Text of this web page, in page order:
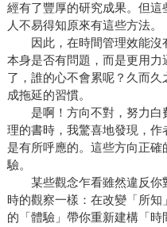
經有了豐厚的研究成果。但
人不易得知原來有這些方法。
因此，在時間管理效能沒
本身是否有問題，而是更用力
了，誰的心不會累呢？久而
成拖延的習慣。
是啊！方向不對，努力白
理的書時，我驚喜地發現，
是有所呼應的。這些方向正
驗。
某些觀念乍看雖然違反你
時的觀察一樣：在改變「所
的「體驗」帶你重新建構「